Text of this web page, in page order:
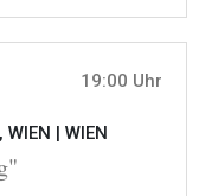
19:00 Uhr
WIEN | WIEN